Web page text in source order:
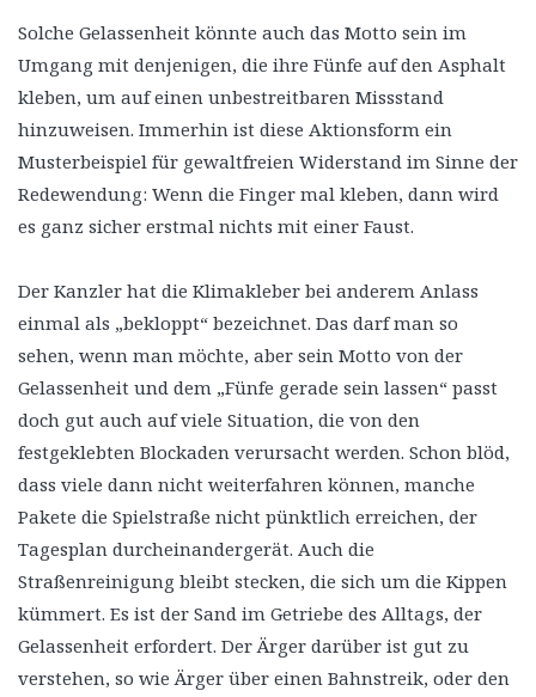
Solche Gelassenheit könnte auch das Motto sein im
Umgang mit denjenigen, die ihre Fünfe auf den Asphalt
kleben, um auf einen unbestreitbaren Missstand
hinzuweisen. Immerhin ist diese Aktionsform ein
Musterbeispiel für gewaltfreien Widerstand im Sinne der
Redewendung: Wenn die Finger mal kleben, dann wird
es ganz sicher erstmal nichts mit einer Faust.
Der Kanzler hat die Klimakleber bei anderem Anlass
einmal als „bekloppt“ bezeichnet. Das darf man so
sehen, wenn man möchte, aber sein Motto von der
Gelassenheit und dem „Fünfe gerade sein lassen“ passt
doch gut auch auf viele Situation, die von den
festgeklebten Blockaden verursacht werden. Schon blöd,
dass viele dann nicht weiterfahren können, manche
Pakete die Spielstraße nicht pünktlich erreichen, der
Tagesplan durcheinandergerät. Auch die
Straßenreinigung bleibt stecken, die sich um die Kippen
kümmert. Es ist der Sand im Getriebe des Alltags, der
Gelassenheit erfordert. Der Ärger darüber ist gut zu
verstehen, so wie Ärger über einen Bahnstreik, oder den